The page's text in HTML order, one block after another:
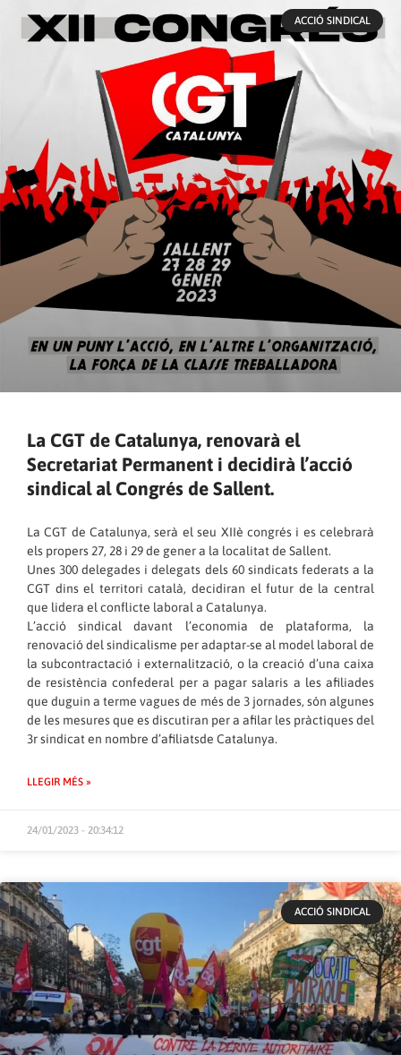
ACCIÓ SINDICAL
La CGT de Catalunya, renovarà el
Secretariat Permanent i decidirà l’acció
sindical al Congrés de Sallent.
La CGT de Catalunya, serà el seu XIIè congrés i es celebrarà
els propers 27, 28 i 29 de gener a la localitat de Sallent.
Unes 300 delegades i delegats dels 60 sindicats federats a la
CGT dins el territori català, decidiran el futur de la central
que lidera el conflicte laboral a Catalunya.
L’acció sindical davant l’economia de plataforma, la
renovació del sindicalisme per adaptar-se al model laboral de
la subcontractació i externalització, o la creació d’una caixa
de resistència confederal per a pagar salaris a les afiliades
que duguin a terme vagues de més de 3 jornades, són algunes
de les mesures que es discutiran per a afilar les pràctiques del
3r sindicat en nombre d’afiliatsde Catalunya.
LLEGIR MÉS »
24/01/2023 - 20:34:12
ACCIÓ SINDICAL